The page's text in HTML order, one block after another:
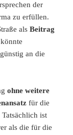
der
zu erfüllen.
alsBeitrag
an die
ohne weitere
für die
ist
als die für die